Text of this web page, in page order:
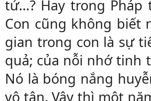
tử…? Hay trong Pháp
Con cũng không biết
gian trong con là sự
quả; của nỗi nhớ tinh
Nó là bóng nắng
vô tận. Vậy thì một